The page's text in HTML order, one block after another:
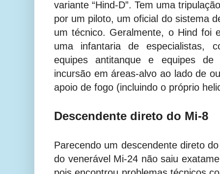
variante “Hind-D”. Tem uma
por um piloto, um oficial do sistema
um técnico. Geralmente, o Hind foi
uma infantaria de especialistas,
equipes antitanque e equipes
incursão em áreas-alvo ao lado de
apoio de fogo (incluindo o próprio
Descendente direto do Mi-8
Parecendo um descendente direto
do venerável Mi-24 não saiu